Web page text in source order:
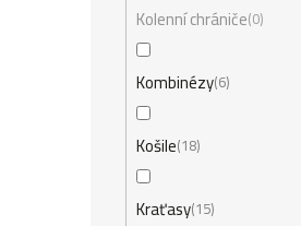
Kolenní chrániče 0
Kombinézy 6
Košile 18
Kraťasy 15